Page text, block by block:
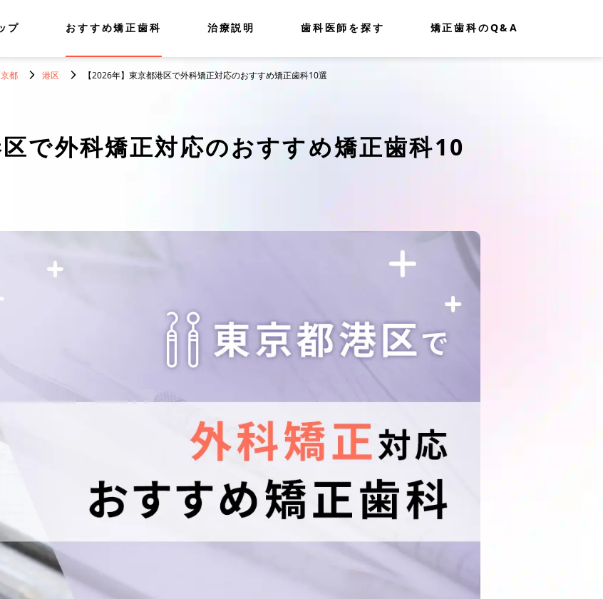
プ おすすめ矯正歯科 治療説明 歯科医師を探す 矯正歯科のQ&A
都 港区 【2026年】東京都港区で外科矯正対応のおすすめ矯正歯科10選
で外科矯正対応のおすすめ矯正歯科10